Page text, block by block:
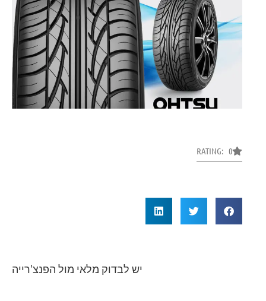
RATING: 0
יש לבדוק מלאי מול הפנצ'רייה